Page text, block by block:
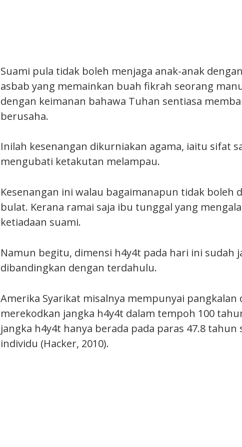
Suami pula tidak boleh menjaga anak-anak
asbab yang memainkan buah fikrah seorang
dengan keimanan bahawa Tuhan sentiasa
berusaha.
Inilah kesenangan dikurniakan agama, iaitu sifat
mengubati ketakutan melampau.
Kesenangan ini walau bagaimanapun tidak boleh
bulat. Kerana ramai saja ibu tunggal yang
ketiadaan suami.
Namun begitu, dimensi h4y4t pada hari ini sudah
dibandingkan dengan terdahulu.
Amerika Syarikat misalnya mempunyai pangkalan
merekodkan jangka h4y4t dalam tempoh 100
jangka h4y4t hanya berada pada paras 47.8 tahun
individu (Hacker, 2010).